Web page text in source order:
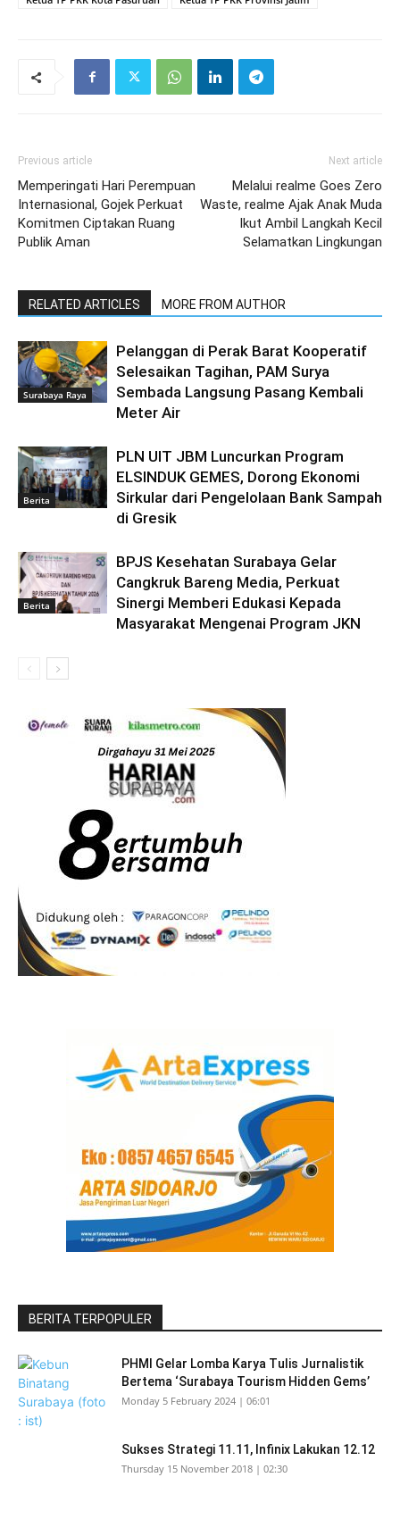
Previous article
Memperingati Hari Perempuan
Internasional, Gojek Perkuat
Komitmen Ciptakan Ruang
Publik Aman
Next article
Melalui realme Goes Zero
Waste, realme Ajak Anak Muda
Ikut Ambil Langkah Kecil
Selamatkan Lingkungan
RELATED ARTICLES MORE FROM AUTHOR
Surabaya Raya
Pelanggan di Perak Barat Kooperatif
Selesaikan Tagihan, PAM Surya
Sembada Langsung Pasang Kembali
Meter Air
Berita
PLN UIT JBM Luncurkan Program
ELSINDUK GEMES, Dorong Ekonomi
Sirkular dari Pengelolaan Bank Sampah
di Gresik
Berita
BPJS Kesehatan Surabaya Gelar
Cangkruk Bareng Media, Perkuat
Sinergi Memberi Edukasi Kepada
Masyarakat Mengenai Program JKN
BERITA TERPOPULER
PHMI Gelar Lomba Karya Tulis Jurnalistik
Bertema ‘Surabaya Tourism Hidden Gems’
Monday 5 February 2024 | 06:01
Sukses Strategi 11.11, Infinix Lakukan 12.12
Thursday 15 November 2018 | 02:30